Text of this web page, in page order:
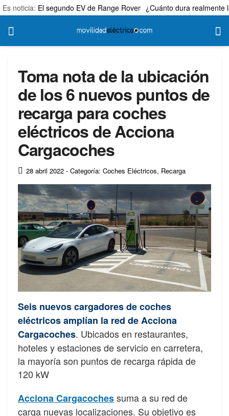
Es noticia: El segundo EV de Range Rover ¿Cuánto dura realmente
Toma nota de la ubicación
de los 6 nuevos puntos de
recarga para coches
eléctricos de Acciona
Cargacoches
28 abril 2022 - Categoría: Coches Eléctricos, Recarga
Seis nuevos cargadores de coches
eléctricos amplían la red de Acciona
Cargacoches. Ubicados en restaurantes,
hoteles y estaciones de servicio en carretera,
la mayoría son puntos de recarga rápida de
120 kW
Acciona Cargacochessuma a su red de
carga nuevas localizaciones. Su objetivo es